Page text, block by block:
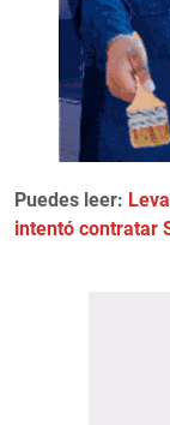
Puedes leer:
intentó contratar